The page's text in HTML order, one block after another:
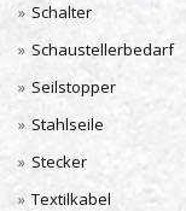
Schalter
Schaustellerbedarf
Seilstopper
Stahlseile
Stecker
Textilkabel